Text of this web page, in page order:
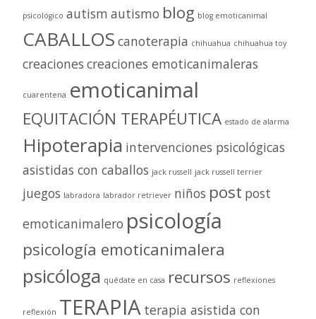
psicológico autism autismo blog blog emoticanimal
CABALLOS canoterapia chihuahua chihuahua toy
creaciones creaciones emoticanimaleras
cuarentena emoticanimal
EQUITACIÓN TERAPÉUTICA estado de alarma
Hipoterapia intervenciones psicológicas
asistidas con caballos jack russell jack russell terrier
juegos labradora labrador retriever niños post post
emoticanimalero psicología
psicología emoticanimalera
psicóloga quédate en casa recursos reflexiones
reflexión TERAPIA terapia asistida con